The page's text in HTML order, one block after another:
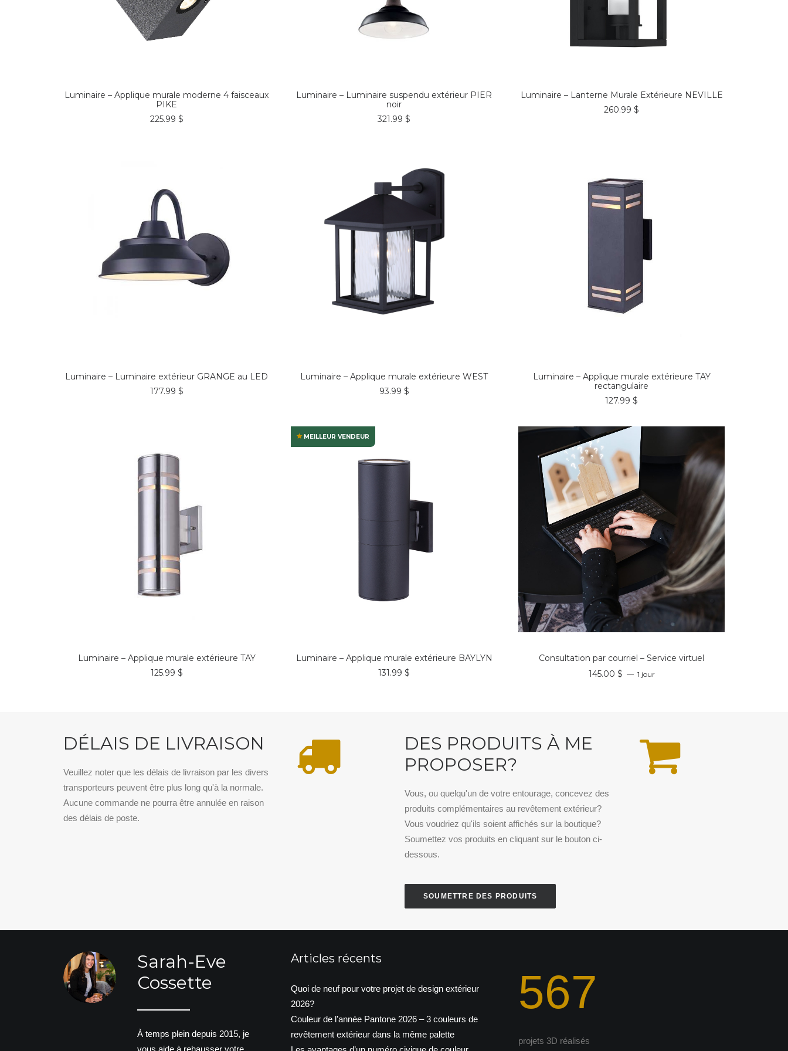
Luminaire – Applique murale moderne 4 faisceaux
PIKE
225.99 $
Luminaire – Luminaire suspendu extérieur PIER
noir
321.99 $
Luminaire – Lanterne Murale Extérieure NEVILLE
260.99 $
Luminaire – Luminaire extérieur GRANGE au LED
177.99 $
Luminaire – Applique murale extérieure WEST
93.99 $
Luminaire – Applique murale extérieure TAY
rectangulaire
127.99 $
Luminaire – Applique murale extérieure TAY
125.99 $
MEILLEUR VENDEUR
Luminaire – Applique murale extérieure BAYLYN
131.99 $
Consultation par courriel – Service virtuel
145.00 $ 1 jour
DÉLAIS DE LIVRAISON
Veuillez noter que les délais de livraison par les divers
transporteurs peuvent être plus long qu'à la normale.
Aucune commande ne pourra être annulée en raison
des délais de poste.
DES PRODUITS À ME
PROPOSER?
Vous, ou quelqu'un de votre entourage, concevez des
produits complémentaires au revêtement extérieur?
Vous voudriez qu'ils soient affichés sur la boutique?
Soumettez vos produits en cliquant sur le bouton ci-
dessous.
SOUMETTRE DES PRODUITS
Sarah-Eve
Cossette
À temps plein depuis 2015, je
vous aide à rehausser votre
Articles récents
Quoi de neuf pour votre projet de design extérieur
2026?
Couleur de l’année Pantone 2026 – 3 couleurs de
revêtement extérieur dans la même palette
567
projets 3D réalisés